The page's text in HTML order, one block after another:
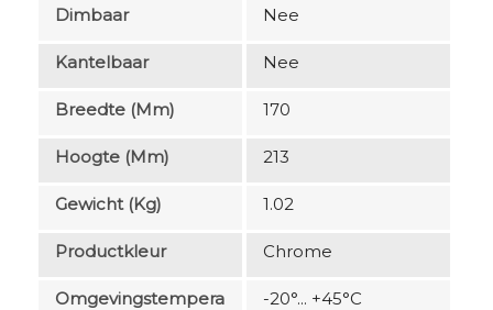
Dimbaar Nee
Kantelbaar Nee
Breedte (mm) 170
Hoogte (mm) 213
Gewicht (kg) 1.02
Productkleur Chrome
Omgevingstempera
-20°... +45°C